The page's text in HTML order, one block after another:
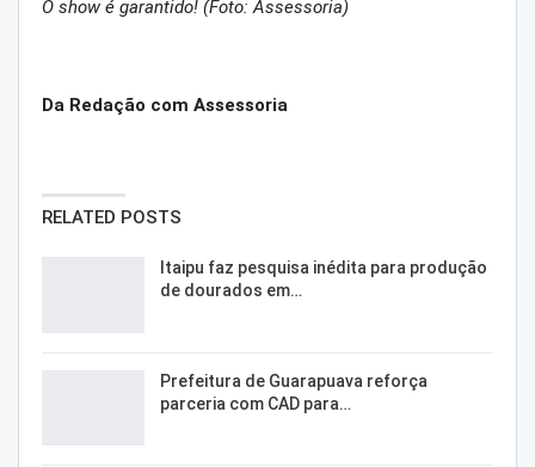
O show é garantido! (Foto: Assessoria)
Da Redação com Assessoria
RELATED POSTS
Itaipu faz pesquisa inédita para produção
de dourados em…
Prefeitura de Guarapuava reforça
parceria com CAD para…